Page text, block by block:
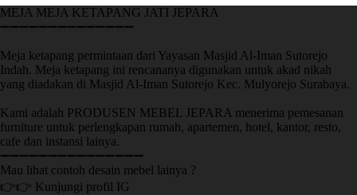
MEJA MEJA KETAPANG JATI JEPARA
➖➖➖➖➖➖➖➖➖➖➖➖➖➖
Meja ketapang permintaan dari Yayasan Masjid Al-Iman Sutorejo
Indah. Meja ketapang ini rencananya digunakan untuk akad nikah
yang diadakan di Masjid Al-Iman Sutorejo Kec. Mulyorejo Surabaya.
Kami adalah PRODUSEN MEBEL JEPARA menerima pemesanan
furniture untuk perlengkapan rumah, apartemen, hotel, kantor, resto,
cafe dan instansi lainya.
➖➖➖➖➖➖➖➖➖➖➖➖➖➖➖
Mau lihat contoh desain mebel lainya ?
👉👉 Kunjungi profil IG